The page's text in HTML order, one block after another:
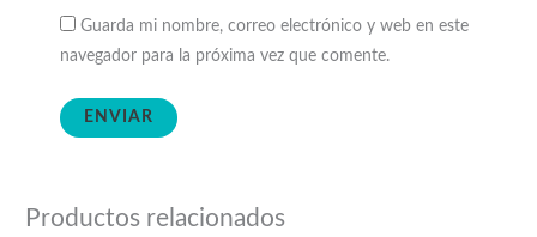
Guarda mi nombre, correo electrónico y web en este
navegador para la próxima vez que comente.
Productos relacionados